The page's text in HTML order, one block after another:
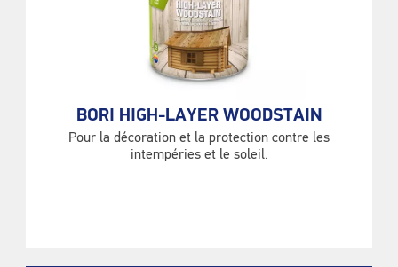
BORI HIGH-LAYER WOODSTAIN
Pour la décoration et la protection contre les
intempéries et le soleil.